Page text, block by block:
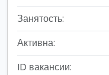
Занятость:
Активна:
ID вакансии: